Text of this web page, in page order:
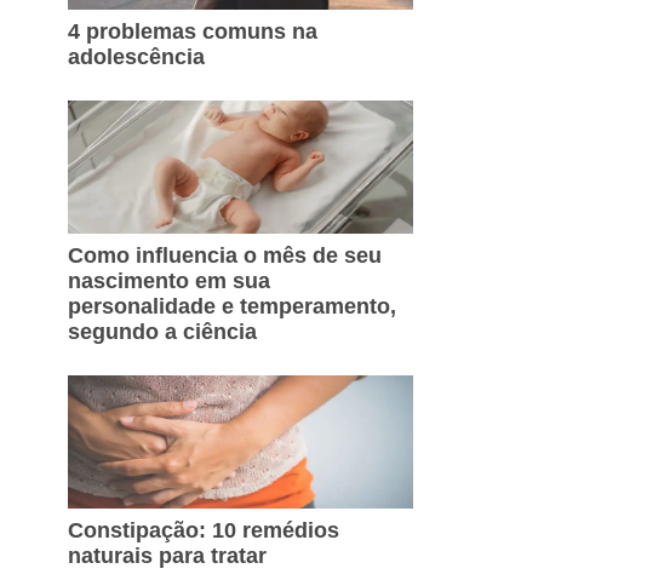
4 problemas comuns na
adolescência
Como influencia o mês de seu
nascimento em sua
personalidade e temperamento,
segundo a ciência
Constipação: 10 remédios
naturais para tratar